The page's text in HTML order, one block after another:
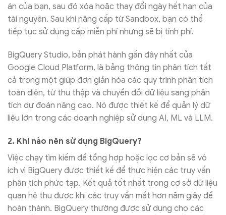
án của bạn, sau đó xóa hoặc thay đổi ngày hết hạn của
tài nguyên. Sau khi nâng cấp từ Sandbox, bạn có thể
tiếp tục sử dụng cấp miễn phí nhưng sẽ bị tính phí.
BigQuery Studio, bản phát hành gần đây nhất của
Google Cloud Platform, là bảng thông tin phân tích tất
cả trong một giúp đơn giản hóa các quy trình phân tích
toàn diện, từ thu thập và chuyển đổi dữ liệu sang phân
tích dự đoán nâng cao. Nó được thiết kế để quản lý dữ
liệu lớn trong các doanh nghiệp sử dụng AI, ML và LLM.
2. Khi nào nên sử dụng BigQuery?
Việc chạy tìm kiếm để tổng hợp hoặc lọc cơ bản sẽ vô
ích vì BigQuery được thiết kế để thực hiện các truy vấn
phân tích phức tạp. Kết quả tốt nhất trong cơ sở dữ liệu
quan hệ thu được khi các truy vấn mất hơn năm giây để
hoàn thành. BigQuery thường được sử dụng cho các